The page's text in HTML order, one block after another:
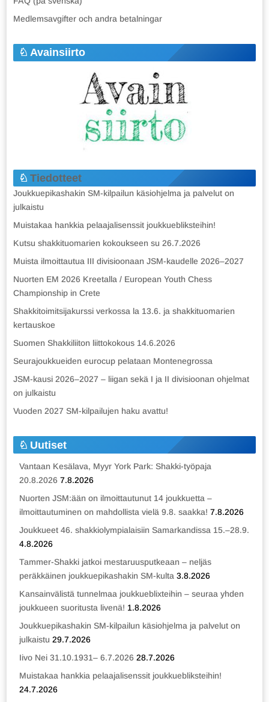
Medlemsavgifter och andra betalningar
Avainsiirto
Tiedotteet
Joukkuepikashakin SM-kilpailun käsiohjelma ja palvelut on
julkaistu
Muistakaa hankkia pelaajalisenssit joukkuebliksteihin!
Kutsu shakkituomarien kokoukseen su 26.7.2026
Muista ilmoittautua III divisioonaan JSM-kaudelle 2026–2027
Nuorten EM 2026 Kreetalla / European Youth Chess
Championship in Crete
Shakkitoimitsijakurssi verkossa la 13.6. ja shakkituomarien
kertauskoe
Suomen Shakkiliiton liittokokous 14.6.2026
Seurajoukkueiden eurocup pelataan Montenegrossa
JSM-kausi 2026–2027 – liigan sekä I ja II divisioonan ohjelmat
on julkaistu
Vuoden 2027 SM-kilpailujen haku avattu!
Uutiset
Vantaan Kesälava, Myyr York Park: Shakki-työpaja
20.8.2026 7.8.2026
Nuorten JSM:ään on ilmoittautunut 14 joukkuetta –
ilmoittautuminen on mahdollista vielä 9.8. saakka! 7.8.2026
Joukkueet 46. shakkiolympialaisiin Samarkandissa 15.–28.9.
4.8.2026
Tammer-Shakki jatkoi mestaruusputkeaan – neljäs
peräkkäinen joukkuepikashakin SM-kulta 3.8.2026
Kansainvälistä tunnelmaa joukkueblixteihin – seuraa yhden
joukkueen suoritusta livenä! 1.8.2026
Joukkuepikashakin SM-kilpailun käsiohjelma ja palvelut on
julkaistu 29.7.2026
Iivo Nei 31.10.1931– 6.7.2026 28.7.2026
Muistakaa hankkia pelaajalisenssit joukkuebliksteihin!
24.7.2026